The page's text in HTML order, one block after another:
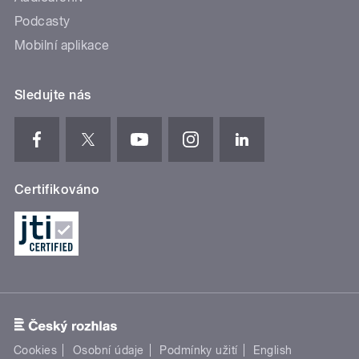
Podcasty
Mobilní aplikace
Sledujte nás
Certifikováno
Cookies Osobní údaje Podmínky užití English